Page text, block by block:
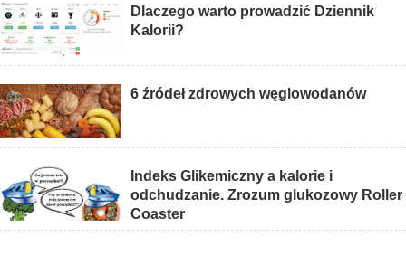
Dlaczego warto prowadzić Dziennik
Kalorii?
6 źródeł zdrowych węglowodanów
Indeks Glikemiczny a kalorie i
odchudzanie. Zrozum glukozowy Roller
Coaster